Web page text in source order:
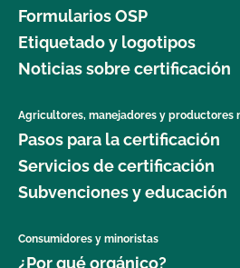
Formularios OSP
Etiquetado y logotipos
Noticias sobre certificación
Agricultores, manejadores y productores
Pasos para la certificación
Servicios de certificación
Subvenciones y educación
Consumidores y minoristas
¿Por qué orgánico?